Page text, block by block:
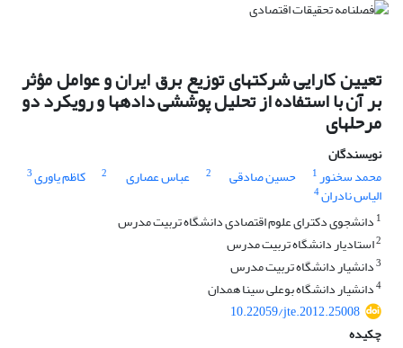
تعیین کارایی شرکت‎های توزیع برق ایران و عوامل مؤثر
بر آن با استفاده از تحلیل پوششی داده‎ها و رویکرد دو
مرحله‎ای
نویسندگان
محمد سخنور1 حسین صادقی 2 عباس عصاری 2 کاظم یاوری3
الیاس نادران4
1 دانشجوی دکترای علوم اقتصادی دانشگاه تربیت مدرس
2استادیار دانشگاه تربیت مدرس
3دانشیار دانشگاه تربیت مدرس
4دانشیار دانشگاه بوعلی سینا همدان
10.22059/jte.2012.25008
چکیده